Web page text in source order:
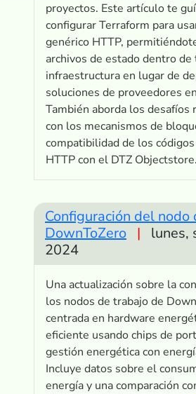
proyectos. Este artículo te
configurar Terraform para
genérico HTTP,
archivos de estado dentro de
infraestructura en lugar de
soluciones de proveedores
También aborda los desafíos
con los mecanismos de
compatibilidad de los
HTTP con el DTZ Objectstore.
Configuración del nodo
DownToZero |
lunes,
2024
Una actualización sobre la
los nodos de trabajo de
centrada en hardware
eficiente usando chips de
gestión energética con
Incluye datos sobre el
energía y una comparación